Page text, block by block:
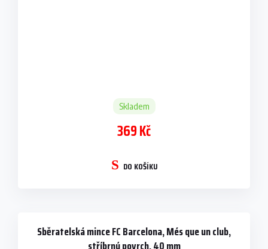
Skladem
369 Kč
DO KOŠÍKU
Sběratelská mince FC Barcelona, Més que un club,